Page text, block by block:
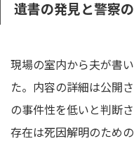
遺書の発見と警察
現場の室内から夫が書
た。内容の詳細は公開
の事件性を低いと判断
存在は死因解明のため